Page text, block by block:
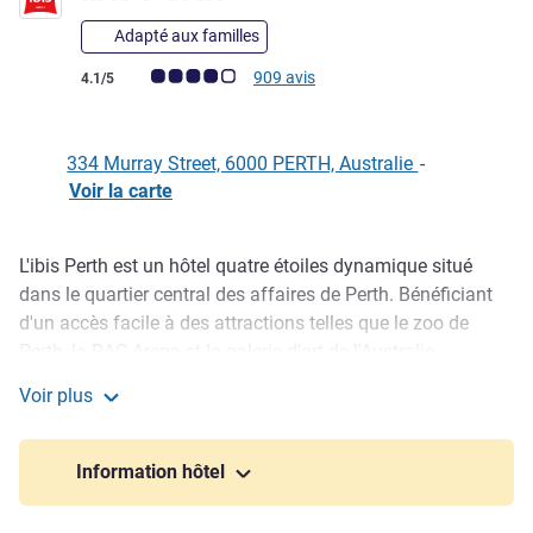
Adapté aux familles
Note Avis clients (Note ALL)
4.1/5 909 avis
334 Murray Street, 6000 PERTH, Australie -
Voir la carte
Description
L'ibis Perth est un hôtel quatre étoiles dynamique situé
dans le quartier central des affaires de Perth. Bénéficiant
d'un accès facile à des attractions telles que le zoo de
Découvrez un espace dynamique et inclusif, dans une
ambiance décontractée et animée. Les chambres
présentent des lignes épurées, et les espaces
Voir plus
Information hôtel